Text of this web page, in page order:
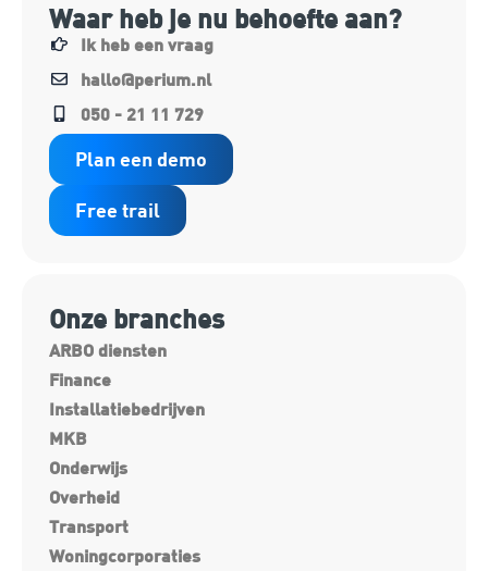
Waar heb je nu behoefte aan?
Ik heb een vraag
hallo@perium.nl
050 - 21 11 729
Plan een demo
Free trail
Onze branches
ARBO diensten
Finance
Installatiebedrijven
MKB
Onderwijs
Overheid
Transport
Woningcorporaties